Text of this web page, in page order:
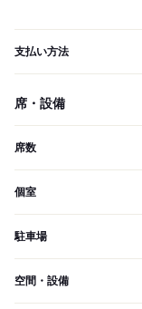
支払い方法
席・設備
席数
個室
駐車場
空間・設備